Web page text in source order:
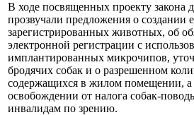
В ходе посвященных проекту закона
прозвучали предложения о создании
зарегистрированных животных, об
электронной регистрации с
имплантированных микрочипов,
бродячих собак и о разрешенном
содержащихся в жилом помещении, а
освобождении от налога собак-
инвалидам по зрению.